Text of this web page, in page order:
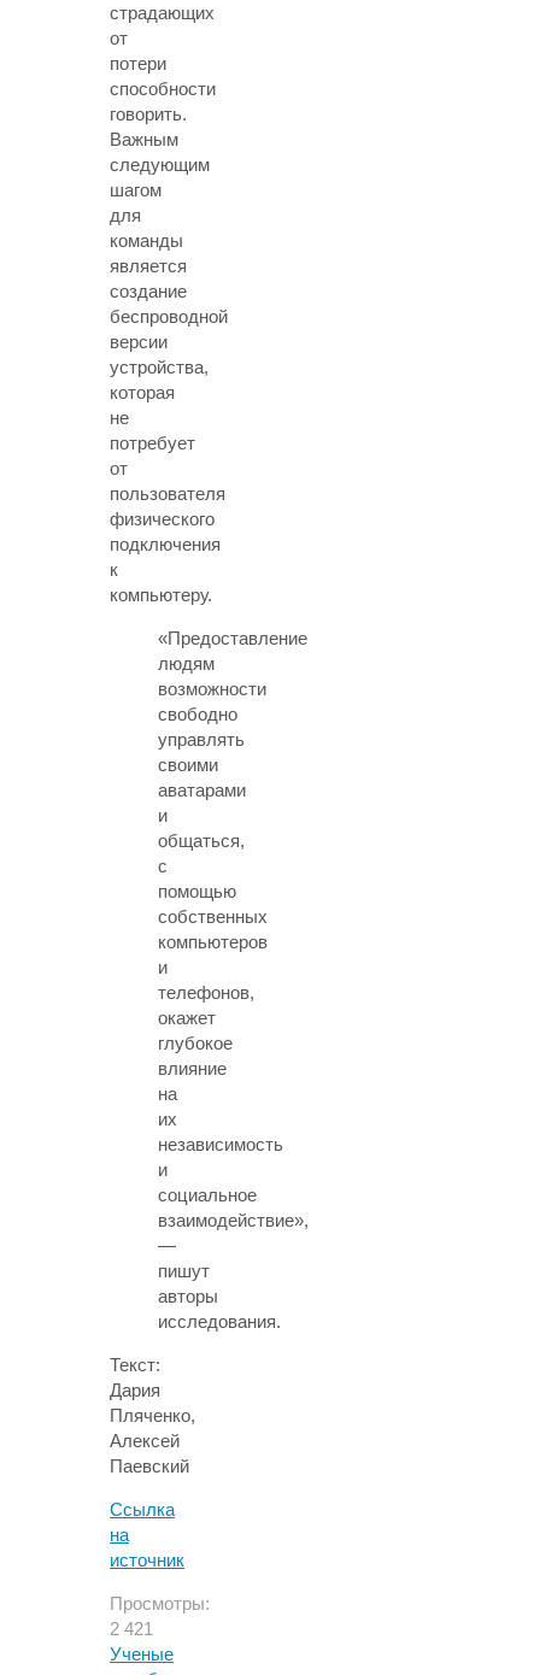
страдающих
от
потери
способности
говорить.
Важным
следующим
шагом
для
команды
является
создание
беспроводной
версии
устройства,
которая
не
потребует
от
пользователя
физического
подключения
к
компьютеру.
«Предоставление
людям
возможности
свободно
управлять
своими
аватарами
и
общаться,
с
помощью
собственных
компьютеров
и
телефонов,
окажет
глубокое
влияние
на
их
независимость
и
социальное
взаимодействие»,
—
пишут
авторы
исследования.
Текст:
Дария
Пляченко,
Алексей
Паевский
Ссылка
на
источник
Просмотры:
2 421
Ученые